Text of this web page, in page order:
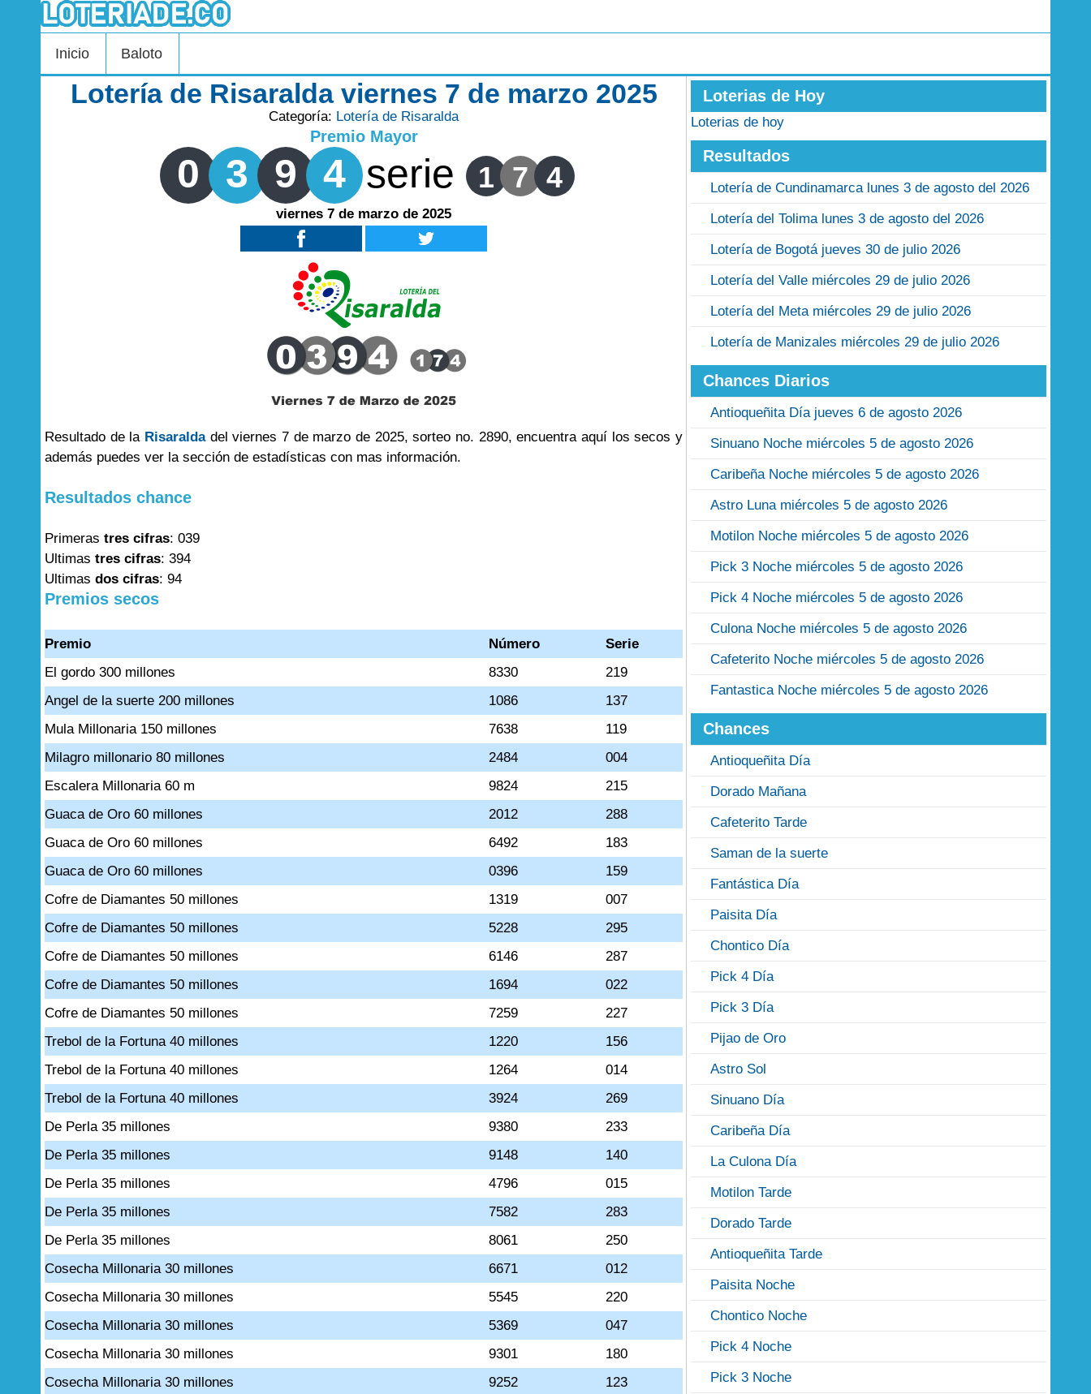
Inicio Baloto
Lotería de Risaralda viernes 7 de marzo 2025
Categoría: Lotería de Risaralda
Premio Mayor
0 3 9 4 serie 1 7 4
viernes 7 de marzo de 2025
Resultado de la Risaraldadel viernes 7 de marzo de 2025, sorteo no. 2890, encuentra aquí los secos y
además puedes ver la sección de estadísticas con mas información.
Resultados chance
Primeras tres cifras: 039
Ultimas tres cifras: 394
Ultimas dos cifras: 94
Premios secos
Premio Número
Serie
El gordo 300 millones
8330
219
Angel de la suerte 200 millones
1086
137
Mula Millonaria 150 millones
7638
119
Milagro millonario 80 millones
2484
004
Escalera Millonaria 60 m
9824
215
Guaca de Oro 60 millones
2012
288
Guaca de Oro 60 millones
6492
183
Guaca de Oro 60 millones
0396
159
Cofre de Diamantes 50 millones
1319
007
Cofre de Diamantes 50 millones
5228
295
Cofre de Diamantes 50 millones
6146
287
Cofre de Diamantes 50 millones
1694
022
Cofre de Diamantes 50 millones
7259
227
Trebol de la Fortuna 40 millones
1220
156
Trebol de la Fortuna 40 millones
1264
014
Trebol de la Fortuna 40 millones
3924
269
De Perla 35 millones
9380
233
De Perla 35 millones
9148
140
De Perla 35 millones
4796
015
De Perla 35 millones
7582
283
De Perla 35 millones
8061
250
Cosecha Millonaria 30 millones
6671
012
Cosecha Millonaria 30 millones
5545
220
Cosecha Millonaria 30 millones
5369
047
Cosecha Millonaria 30 millones
9301
180
Cosecha Millonaria 30 millones
9252
123
Loterias de Hoy
Loterias de hoy
Resultados
Lotería de Cundinamarca lunes 3 de agosto del 2026
Lotería del Tolima lunes 3 de agosto del 2026
Lotería de Bogotá jueves 30 de julio 2026
Lotería del Valle miércoles 29 de julio 2026
Lotería del Meta miércoles 29 de julio 2026
Lotería de Manizales miércoles 29 de julio 2026
Chances Diarios
Antioqueñita Día jueves 6 de agosto 2026
Sinuano Noche miércoles 5 de agosto 2026
Caribeña Noche miércoles 5 de agosto 2026
Astro Luna miércoles 5 de agosto 2026
Motilon Noche miércoles 5 de agosto 2026
Pick 3 Noche miércoles 5 de agosto 2026
Pick 4 Noche miércoles 5 de agosto 2026
Culona Noche miércoles 5 de agosto 2026
Cafeterito Noche miércoles 5 de agosto 2026
Fantastica Noche miércoles 5 de agosto 2026
Chances
Antioqueñita Día
Dorado Mañana
Cafeterito Tarde
Saman de la suerte
Fantástica Día
Paisita Día
Chontico Día
Pick 4 Día
Pick 3 Día
Pijao de Oro
Astro Sol
Sinuano Día
Caribeña Día
La Culona Día
Motilon Tarde
Dorado Tarde
Antioqueñita Tarde
Paisita Noche
Chontico Noche
Pick 4 Noche
Pick 3 Noche